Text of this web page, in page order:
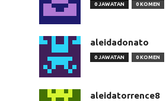
0 JAWATAN 0 KOMEN
aleidadonato
0 JAWATAN 0 KOMEN
aleidatorrence8